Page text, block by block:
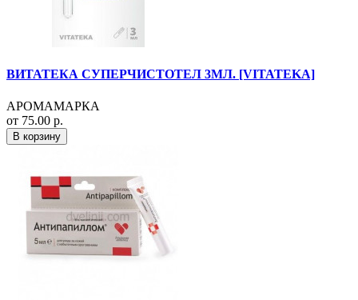
ВИТАТЕКА СУПЕРЧИСТОТЕЛ 3МЛ. [VITATEKA]
АРОМАМАРКА
от 75.00 р.
В корзину